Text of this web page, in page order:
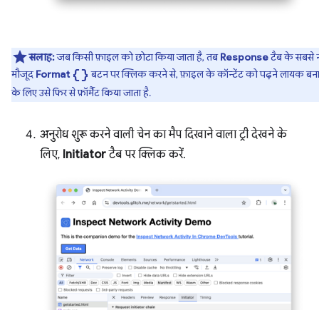
सलाह:जब किसी फ़ाइल को छोटा किया जाता है, तबResponseटैब के सबसे
मौजूद Format data_object बटन पर क्लिक करने से, फ़ाइल के कॉन्टेंट को पढ़ने लायक
के लिए उसे फिर से फ़ॉर्मैट किया जाता है.
अनुरोध शुरू करने वाली चेन का मैप दिखाने वाला ट्री देखने के
लिए, Initiatorटैब पर क्लिक करें.